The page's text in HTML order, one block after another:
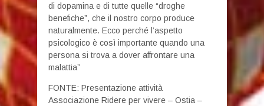
di dopamina e di tutte quelle “droghe
benefiche”, che il nostro corpo produce
naturalmente. Ecco perché l’aspetto
psicologico è così importante quando una
persona si trova a dover affrontare una
malattia”
FONTE: Presentazione attività
Associazione Ridere per vivere – Ostia –